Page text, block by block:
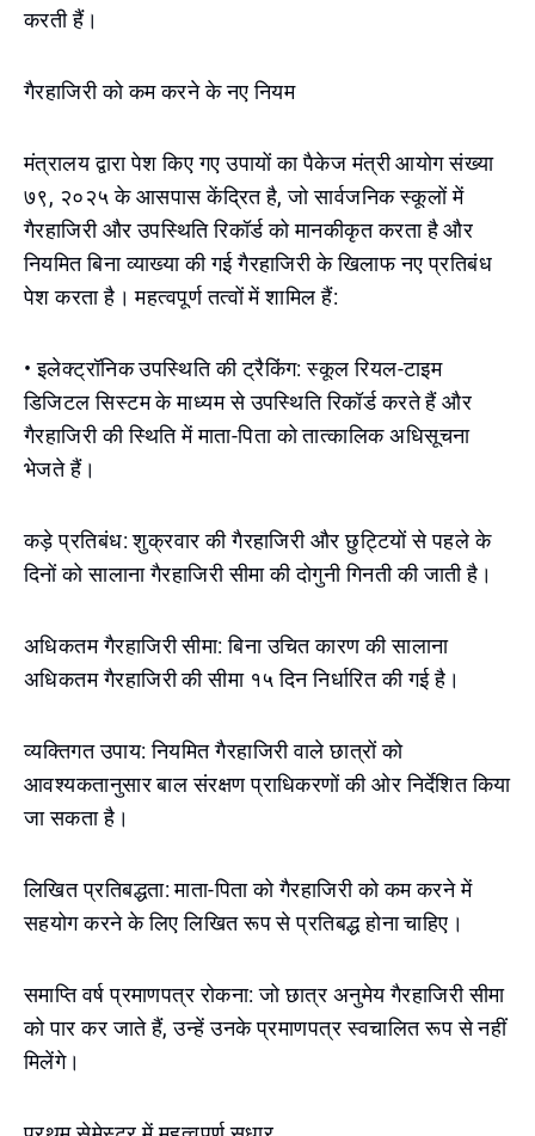
करती हैं।
गैरहाजिरी को कम करने के नए नियम
मंत्रालय द्वारा पेश किए गए उपायों का पैकेज मंत्री आयोग संख्या
७९, २०२५ के आसपास केंद्रित है, जो सार्वजनिक स्कूलों में
गैरहाजिरी और उपस्थिति रिकॉर्ड को मानकीकृत करता है और
नियमित बिना व्याख्या की गई गैरहाजिरी के खिलाफ नए प्रतिबंध
पेश करता है। महत्वपूर्ण तत्वों में शामिल हैं:
• इलेक्ट्रॉनिक उपस्थिति की ट्रैकिंग: स्कूल रियल-टाइम
डिजिटल सिस्टम के माध्यम से उपस्थिति रिकॉर्ड करते हैं और
गैरहाजिरी की स्थिति में माता-पिता को तात्कालिक अधिसूचना
भेजते हैं।
कड़े प्रतिबंध: शुक्रवार की गैरहाजिरी और छुट्टियों से पहले के
दिनों को सालाना गैरहाजिरी सीमा की दोगुनी गिनती की जाती है।
अधिकतम गैरहाजिरी सीमा: बिना उचित कारण की सालाना
अधिकतम गैरहाजिरी की सीमा १५ दिन निर्धारित की गई है।
व्यक्तिगत उपाय: नियमित गैरहाजिरी वाले छात्रों को
आवश्यकतानुसार बाल संरक्षण प्राधिकरणों की ओर निर्देशित किया
जा सकता है।
लिखित प्रतिबद्धता: माता-पिता को गैरहाजिरी को कम करने में
सहयोग करने के लिए लिखित रूप से प्रतिबद्ध होना चाहिए।
समाप्ति वर्ष प्रमाणपत्र रोकना: जो छात्र अनुमेय गैरहाजिरी सीमा
को पार कर जाते हैं, उन्हें उनके प्रमाणपत्र स्वचालित रूप से नहीं
मिलेंगे।